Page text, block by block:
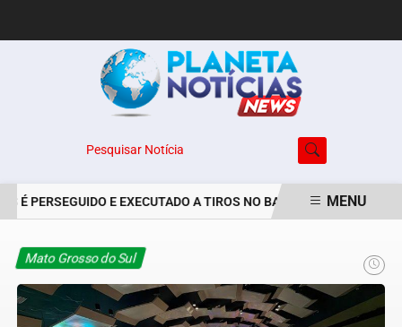
Pesquisar Notícia
E EXECUTADO A TIROS NO BAIRRO JARDIMMENU
Mato Grosso do Sul